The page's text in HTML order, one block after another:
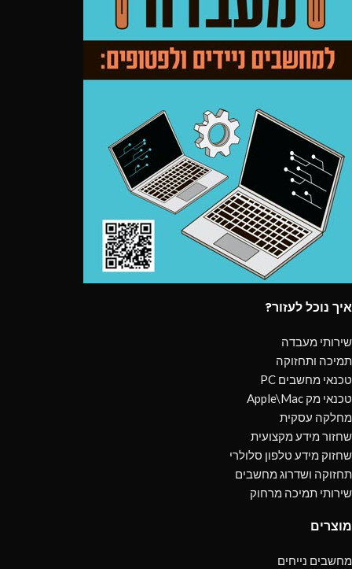
איך נוכל לעזור?
שירותי מעבדה
תמיכה ותחזוקה
טכנאי מחשבים PC
טכנאי מק Apple\Mac
מחלקה עסקית
שחזור מידע מקצועית
שחזוק מידע טלפון סלולרי
תחזוקה ושדרוג מחשבים
שירותי תמיכה מרחוק
מוצרים
מחשבים נייחים